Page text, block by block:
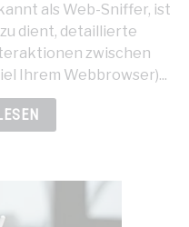
als Web-Sniffer, ist
dient, detaillierte
zwischen
Ihrem Webbrowser)...